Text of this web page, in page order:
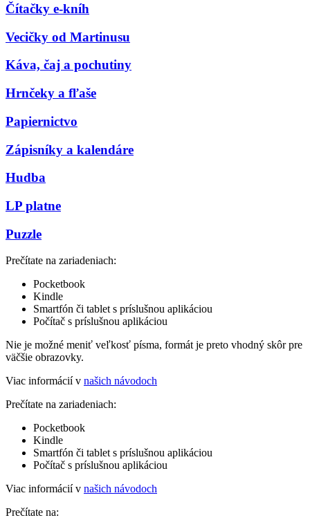
Čítačky e-kníh
Vecičky od Martinusu
Káva, čaj a pochutiny
Hrnčeky a fľaše
Papiernictvo
Zápisníky a kalendáre
Hudba
LP platne
Puzzle
Prečítate na zariadeniach:
Pocketbook
Kindle
Smartfón či tablet s príslušnou aplikáciou
Počítač s príslušnou aplikáciou
Nie je možné meniť veľkosť písma, formát je preto vhodný skôr pre
väčšie obrazovky.
Viac informácií v našich návodoch
Prečítate na zariadeniach:
Pocketbook
Kindle
Smartfón či tablet s príslušnou aplikáciou
Počítač s príslušnou aplikáciou
Viac informácií v našich návodoch
Prečítate na: